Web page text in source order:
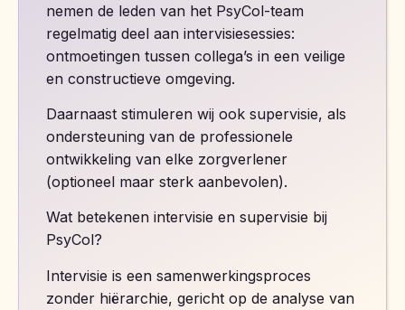
nemen de leden van het PsyCol-team
regelmatig deel aan intervisiesessies:
ontmoetingen tussen collega’s in een veilige
en constructieve omgeving.
Daarnaast stimuleren wij ook supervisie, als
ondersteuning van de professionele
ontwikkeling van elke zorgverlener
(optioneel maar sterk aanbevolen).
Wat betekenen intervisie en supervisie bij
PsyCol?
Intervisie is een samenwerkingsproces
zonder hiërarchie, gericht op de analyse van